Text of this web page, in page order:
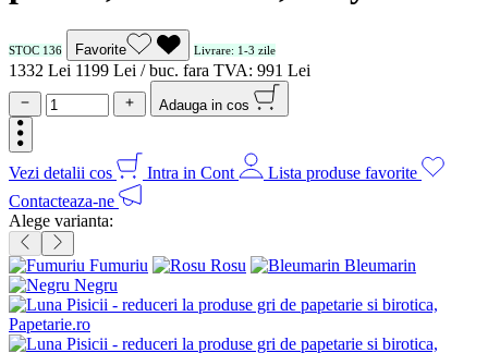
STOC 136 Favorite Livrare: 1-3 zile
1332 Lei 1199 Lei / buc. fara TVA: 991 Lei
Adauga in cos
Vezi detalii cos Intra in Cont
Lista produse favorite
Contacteaza-ne
Alege varianta:
Fumuriu Rosu
Bleumarin
Negru